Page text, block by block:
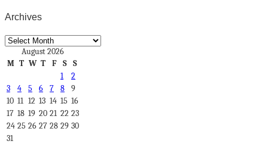
Archives
Archives
August 2026
M T W T F S
S
1
2
3
4 5 6 7 8
9
10 11 12 13 14 15 16
17 18 19 20 21 22 23
24 25 26 27 28 29 30
31